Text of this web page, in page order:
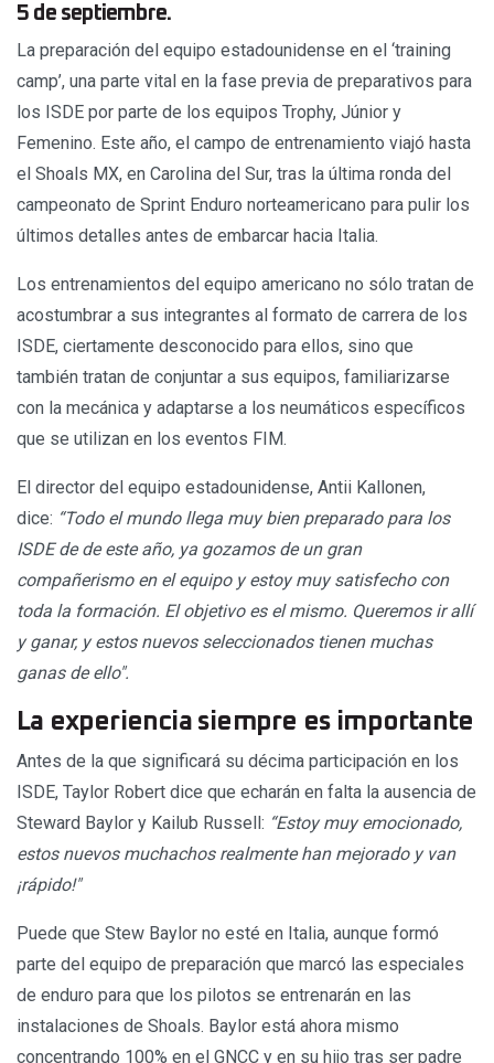
5 de septiembre.
La preparación del equipo estadounidense en el ‘training
camp’, una parte vital en la fase previa de preparativos para
los ISDE por parte de los equipos Trophy, Júnior y
Femenino. Este año, el campo de entrenamiento viajó hasta
el Shoals MX, en Carolina del Sur, tras la última ronda del
campeonato de Sprint Enduro norteamericano para pulir los
últimos detalles antes de embarcar hacia Italia.
Los entrenamientos del equipo americano no sólo tratan de
acostumbrar a sus integrantes al formato de carrera de los
ISDE, ciertamente desconocido para ellos, sino que
también tratan de conjuntar a sus equipos, familiarizarse
con la mecánica y adaptarse a los neumáticos específicos
que se utilizan en los eventos FIM.
El director del equipo estadounidense, Antii Kallonen,
dice: “Todo el mundo llega muy bien preparado para los
ISDE de de este año, ya gozamos de un gran
compañerismo en el equipo y estoy muy satisfecho con
toda la formación. El objetivo es el mismo. Queremos ir allí
y ganar, y estos nuevos seleccionados tienen muchas
ganas de ello".
La experiencia siempre es importante
Antes de la que significará su décima participación en los
ISDE, Taylor Robert dice que echarán en falta la ausencia de
Steward Baylor y Kailub Russell: “Estoy muy emocionado,
estos nuevos muchachos realmente han mejorado y van
¡rápido!"
Puede que Stew Baylor no esté en Italia, aunque formó
parte del equipo de preparación que marcó las especiales
de enduro para que los pilotos se entrenarán en las
instalaciones de Shoals. Baylor está ahora mismo
concentrando 100% en el GNCC y en su hijo tras ser padre